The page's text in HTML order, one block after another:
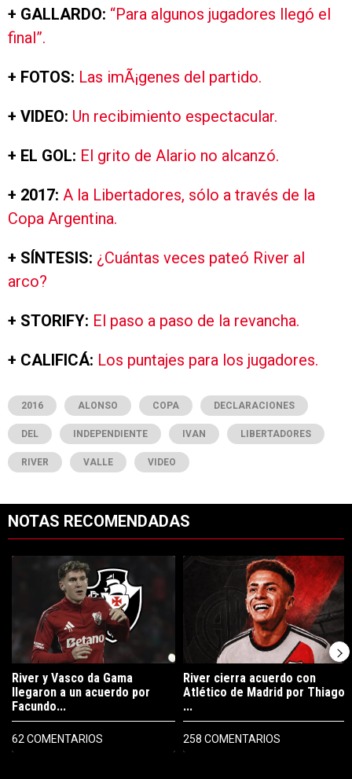
+ GALLARDO: “Para algunos jugadores llegó el
final”.
+ FOTOS: Las imÃ¡genes del partido.
+ VIDEO: Un recibimiento espectacular.
+ EL GOL: El grito de Alario no alcanzó.
+ 2017: A la Libertadores, sólo a través de la
Copa Argentina.
+ SÍNTESIS: ¿Cuántas veces pateó River al
arco?
+ STORIFY: El paso a paso de la revancha.
+ CALIFICÁ: Los puntajes para los jugadores.
2016 ALONSO COPA DECLARACIONES
DEL INDEPENDIENTE IVAN LIBERTADORES
RIVER VALLE VIDEO
NOTAS RECOMENDADAS
Un artículo de tendencia con el título "River y Vasco da Gama
River y Vasco da Gama
llegaron a un acuerdo por
Facundo...
62 COMENTARIOS
Un artículo de tendencia con el
River cierra acuerdo con
Atlético de Madrid por Thiago
...
258 COMENTARIOS